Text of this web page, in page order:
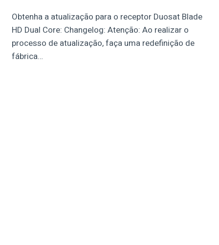
Obtenha a atualização para o receptor Duosat Blade
HD Dual Core: Changelog: Atenção: Ao realizar o
processo de atualização, faça uma redefinição de
fábrica…